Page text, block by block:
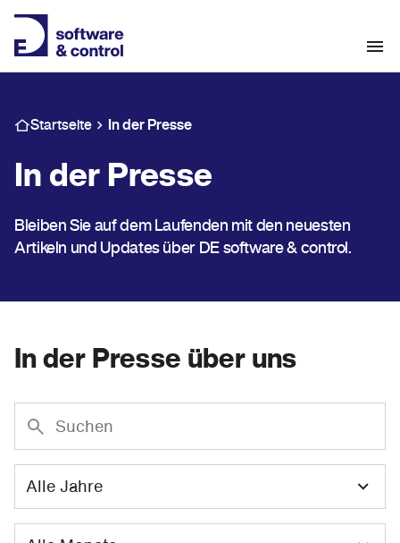
Startseite In der Presse
In der Presse
Bleiben Sie auf dem Laufenden mit den neuesten
Artikeln und Updates über DE software & control.
In der Presse über uns